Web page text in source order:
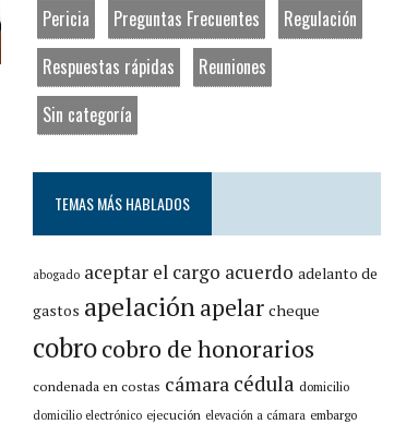
Pericia
Preguntas Frecuentes
Regulación
Respuestas rápidas
Reuniones
Sin categoría
TEMAS MÁS HABLADOS
abogado aceptar el cargo acuerdo adelanto de
gastos apelaciónapelar cheque
cobrocobro de honorarios
condenada en costas cámara cédula domicilio
domicilio electrónico ejecución elevación a cámara embargo